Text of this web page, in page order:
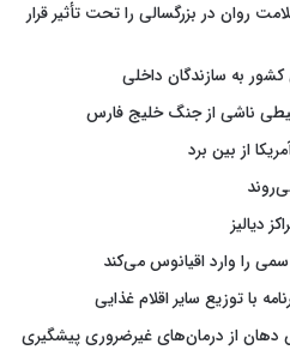
روان در بزرگسالی را تحت تأثیر قرار
به سازندگان داخلی
ناشی از جنگ خلیج فارس
از بین برد
را وارد اقیانوس می‌کند
با توزیع سایر اقلام غذایی
از درمان‌های غیرضروری پیشگیری